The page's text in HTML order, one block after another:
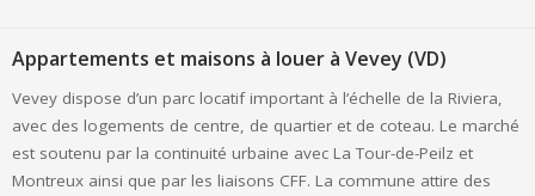
Appartements et maisons à louer à Vevey (VD)
Vevey dispose d’un parc locatif important à l’échelle de la Riviera,
avec des logements de centre, de quartier et de coteau. Le marché
est soutenu par la continuité urbaine avec La Tour-de-Peilz et
Montreux ainsi que par les liaisons CFF. La commune attire des